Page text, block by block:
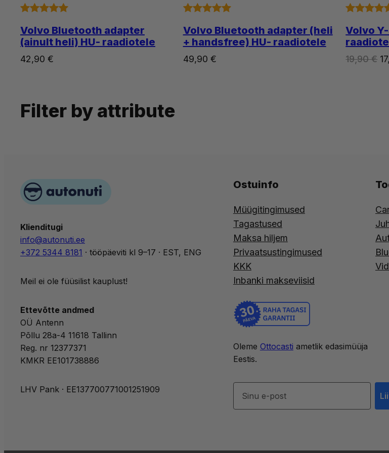
5.00/5
kliendi
hinnangu
Volvo Bluetooth adapter
(ainult heli) HU- raadiotele
42,90 €
5.00/5
kliendi
hinnangu
Volvo Bluetooth adapter (heli
+ handsfree) HU- raadiotele
49,90 €
5.00/5
kliendi
hinnangu
Volvo
19,90€
Filter by attribute
Klienditugi
info@autonuti.ee
+372 5344 8181 · tööpäeviti kl 9–17 · EST, ENG
Meil ei ole füüsilist kauplust!
Ettevõtte andmed
OÜ Antenn
Põllu 28a-4 11618 Tallinn
Reg. nr 12377371
KMKR EE101738886
LHV Pank · EE137700771001251909
Ostuinfo
Müügitingimused
Tagastused
Maksa hiljem
Privaatsustingimused
KKK
Inbanki makseviisid
Oleme Ottocasti ametlik edasimüüja
Eestis.
Liitu uudiskirjaga